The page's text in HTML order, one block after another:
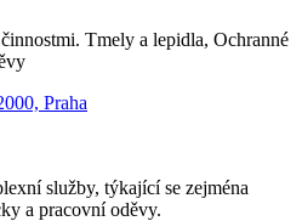
Tmely a lepidla, Ochranné
Praha
služby, týkající se zejména
a pracovní oděvy.